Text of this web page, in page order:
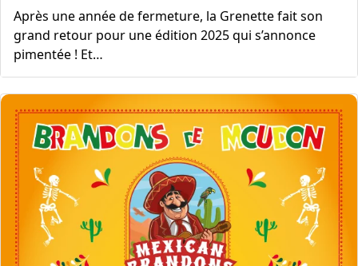
Après une année de fermeture, la Grenette fait son
grand retour pour une édition 2025 qui s’annonce
pimentée ! Et…